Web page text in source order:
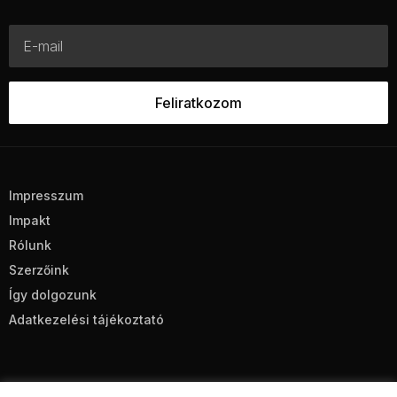
Impresszum
Impakt
Rólunk
Szerzőink
Így dolgozunk
Adatkezelési tájékoztató